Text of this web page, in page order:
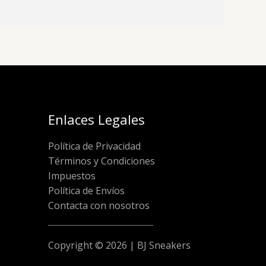
Enlaces Legales
Política de Privacidad
Términos y Condiciones
Impuestos
Política de Envíos
Contacta con nosotros
Copyright © 2026 | BJ Sneakers